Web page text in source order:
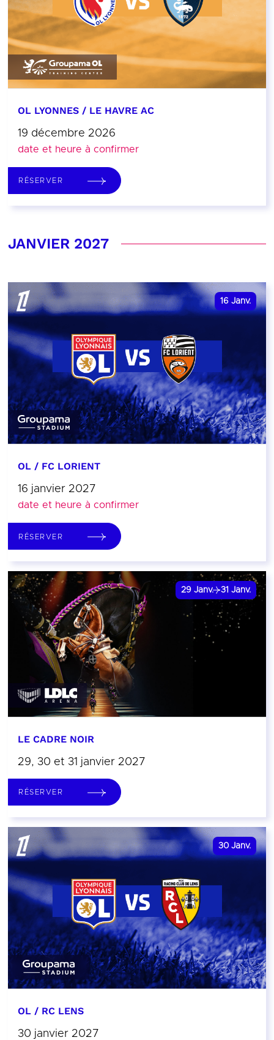
OL LYONNES / LE HAVRE AC
19 décembre 2026
date et heure à confirmer
RÉSERVER
JANVIER 2027
16 Janv.
OL / FC LORIENT
16 janvier 2027
date et heure à confirmer
RÉSERVER
29 Janv. 31 Janv.
LE CADRE NOIR
29, 30 et 31 janvier 2027
RÉSERVER
30 Janv.
OL / RC LENS
30 janvier 2027